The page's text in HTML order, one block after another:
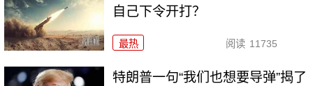
自己下令开打？
最热 阅读 11735
特朗普一句“我们也想要导弹”揭了